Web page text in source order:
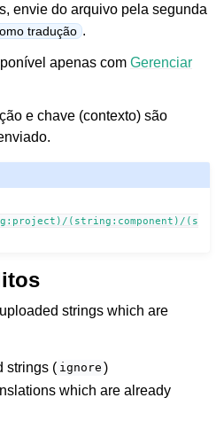
envie do arquivo pela segunda
tradução .
apenas com Gerenciar
e chave (contexto) são
(string:component)/(s
strings which are
strings ( ignore )
which are already